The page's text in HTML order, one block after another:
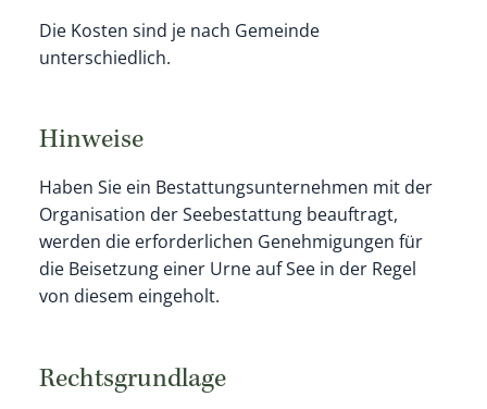
Die Kosten sind je nach Gemeinde
unterschiedlich.
Hinweise
Haben Sie ein Bestattungsunternehmen mit der
Organisation der Seebestattung beauftragt,
werden die erforderlichen Genehmigungen für
die Beisetzung einer Urne auf See in der Regel
von diesem eingeholt.
Rechtsgrundlage